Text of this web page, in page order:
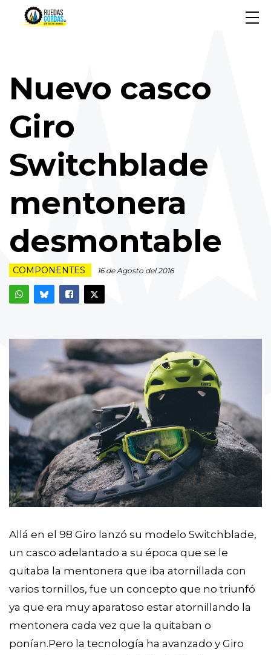
Nuevo casco
Giro
Switchblade
mentonera
desmontable
COMPONENTES 16 de Agosto del 2016
Allá en el 98 Giro lanzó su modelo Switchblade,
un casco adelantado a su época que se le
quitaba la mentonera que iba atornillada con
varios tornillos, fue un concepto que no triunfó
ya que era muy aparatoso estar atornillando la
mentonera cada vez que la quitaban o
ponían.Pero la tecnología ha avanzado y Giro